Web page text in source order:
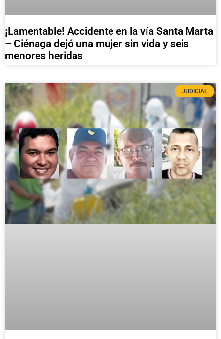
¡Lamentable! Accidente en la vía Santa Marta
– Ciénaga dejó una mujer sin vida y seis
menores heridas
JUDICIAL